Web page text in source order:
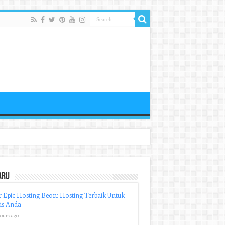
Epic Hosting Beon: Hosting Terbaik Untuk
Anda
ago